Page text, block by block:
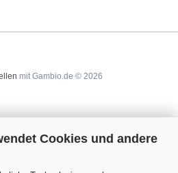
Cookies und andere
mit Gambio.de © 2026